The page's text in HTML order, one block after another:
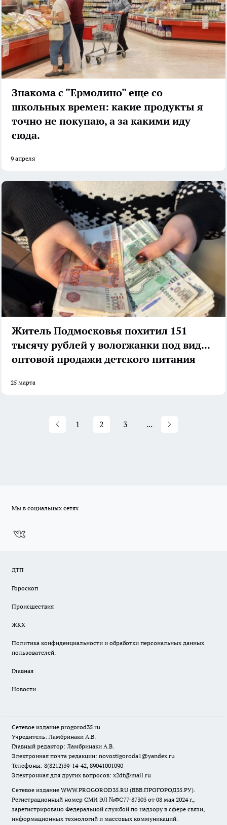
Знакома с "Ермолино" еще со
школьных времен: какие продукты я
точно не покупаю, а за какими иду
сюда.
9 апреля
Житель Подмосковья похитил 151
тысячу рублей у вологжанки под видом
оптовой продажи детского питания
25 марта
1 2 3 ...
Мы в социальных сетях
ДТП
Гороскоп
Происшествия
ЖКХ
Политика конфиденциальности и обработки персональных данных
пользователей.
Главная
Новости
Сетевое издание progorod35.ru
Учредитель: Ламбринаки А.В.
Главный редактор: Ламбринаки А.В.
Электронная почта редакции: novostigoroda1@yandex.ru
Телефоны: 8(8212)39-14-42, 89041001090
Электронная для других вопросов: x2dt@mail.ru
Сетевое издание WWW.PROGOROD35.RU (ВВВ.ПРОГОРОД35.РУ).
Регистрационный номер СМИ ЭЛ №ФС77-87303 от 08 мая 2024 г.,
зарегистрировано Федеральной службой по надзору в сфере связи,
информационных технологий и массовых коммуникаций.